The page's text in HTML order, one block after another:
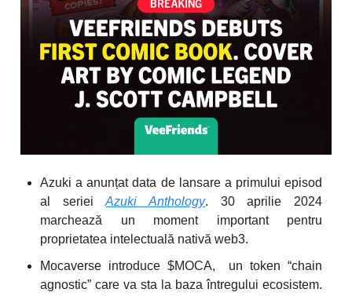
Azuki a anunțat data de lansare a primului episod
al serieiAzuki Anthology. 30 aprilie 2024
marchează un moment important pentru
proprietatea intelectuală nativă web3.
Mocaverse introduce $MOCA, un token “chain
agnostic” care va sta la baza întregului ecosistem.